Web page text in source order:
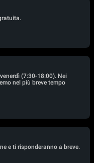
(7:30-18:00). Nei
nel più breve tempo
e ti risponderanno a breve.